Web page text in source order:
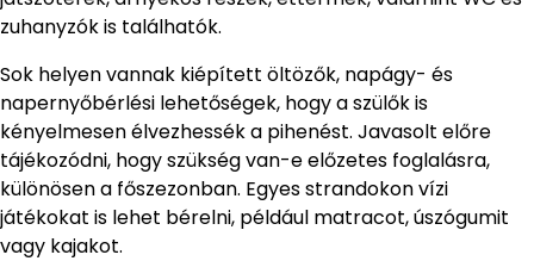
zuhanyzók is találhatók.
Sok helyen vannak kiépített öltözők, napágy- és
napernyőbérlési lehetőségek, hogy a szülők is
kényelmesen élvezhessék a pihenést. Javasolt előre
tájékozódni, hogy szükség van-e előzetes foglalásra,
különösen a főszezonban. Egyes strandokon vízi
játékokat is lehet bérelni, például matracot, úszógumit
vagy kajakot.